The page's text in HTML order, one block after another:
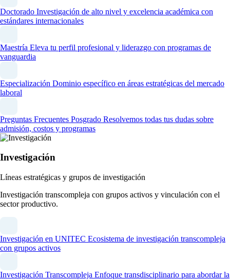
Doctorado Investigación de alto nivel y excelencia académica con
estándares internacionales
Maestría Eleva tu perfil profesional y liderazgo con programas de
vanguardia
Especialización Dominio específico en áreas estratégicas del mercado
laboral
Preguntas Frecuentes Posgrado Resolvemos todas tus dudas sobre
admisión, costos y programas
Investigación
Líneas estratégicas y grupos de investigación
Investigación transcompleja con grupos activos y vinculación con el
sector productivo.
Investigación en UNITEC Ecosistema de investigación transcompleja
con grupos activos
Investigación Transcompleja Enfoque transdisciplinario para abordar la